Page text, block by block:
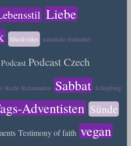
Liebe
Musikvideo natürliche Heilmittel
Podcast Podcast Czech
Recht Reformation Sabbat Schöpfung
Adventisten Sünde
Testimony of faith vegan